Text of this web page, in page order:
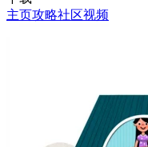
主页攻略社区视频